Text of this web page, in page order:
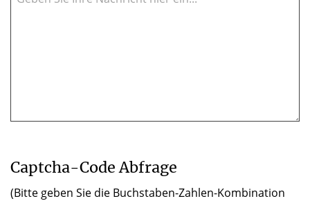
Captcha-Code Abfrage
(Bitte geben Sie die Buchstaben-Zahlen-Kombination